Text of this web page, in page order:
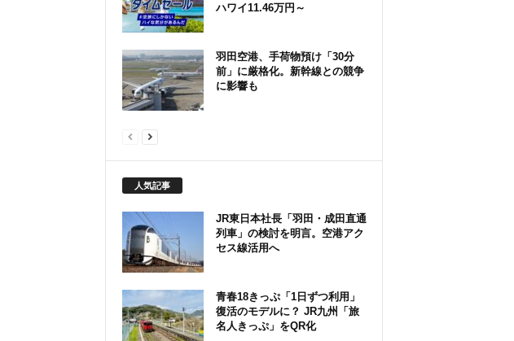
ハワイ11.46万円～
羽田空港、手荷物預け「30分
前」に厳格化。新幹線との競争
に影響も
人気記事
JR東日本社長「羽田・成田直通
列車」の検討を明言。空港アク
セス線活用へ
青春18きっぷ「1日ずつ利用」
復活のモデルに？ JR九州「旅
名人きっぷ」をQR化